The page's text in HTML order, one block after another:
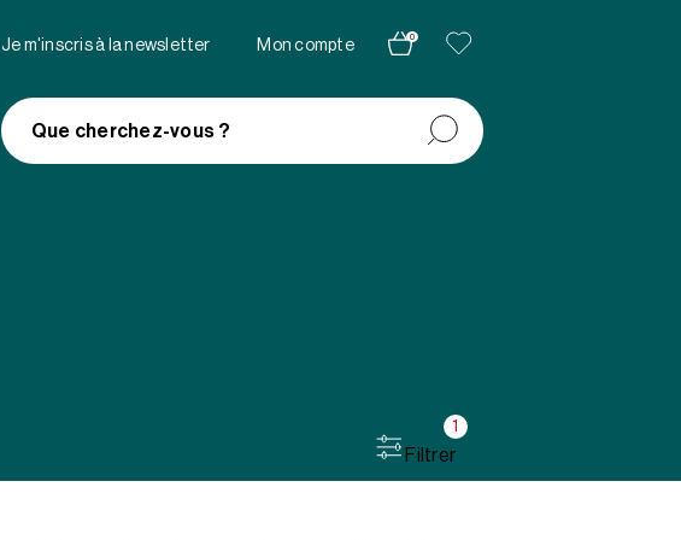
Je m'inscris à la newsletter Mon compte
0
Que cherchez-vous ?
Filtrer
1